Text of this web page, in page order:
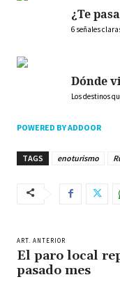
¿Te
6 señales
Dónde
Los destinos
POWERED BY ADDOOR
TAGS enoturismo
ART. ANTERIOR
El paro local
pasado mes